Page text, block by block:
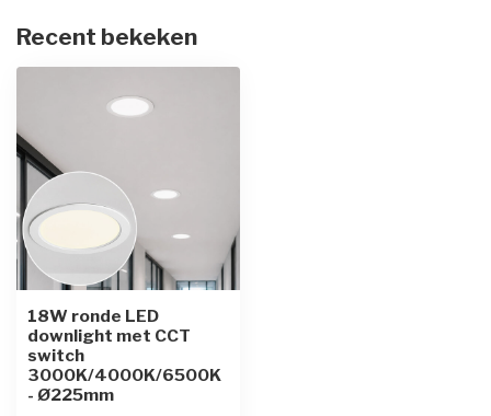
Recent bekeken
18W ronde LED
downlight met CCT
switch
3000K/4000K/6500K
- Ø225mm